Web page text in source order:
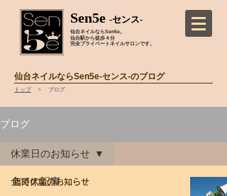
仙台ネイルならSen5e。
仙台駅から徒歩４分
完全プライベートネイルサロンです。
Sen5e -センス-
仙台ネイルならSen5e-センス-のブログ
トップ ＞ ブログ
ブログ
全ての記事
休業日のお知らせ
臨時休業のお知らせ